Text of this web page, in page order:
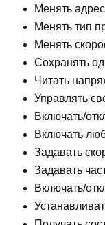
Менять
Менять тип
Менять
Сохранять
Читать
Управлять
Включать/
Включать
Задавать
Задавать
Включать/